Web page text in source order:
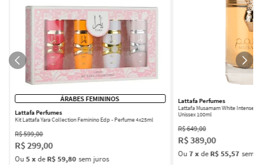
ÁRABES FEMININOS
Lattafa Perfumes
Kit Lattafa Yara Collection Feminino Edp - Perfume 4x25ml
R$599,00
R$299,00
Ou5 xdeR$ 59,80 sem juros
Lattafa Perfumes
Lattafa Musamam White Intense
Unissex 100ml
R$649,00
R$389,00
Ou7xdeR$ 55,57 sem